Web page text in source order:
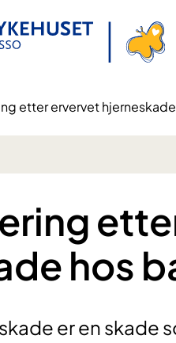
etter ervervet
hos
er en skade